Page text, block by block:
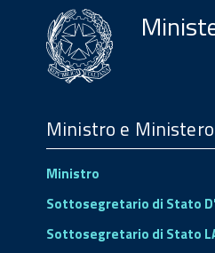
Menu
Footer
Ministro e Ministero
Ministro
Sottosegretario di Stato
Sottosegretario di Stato